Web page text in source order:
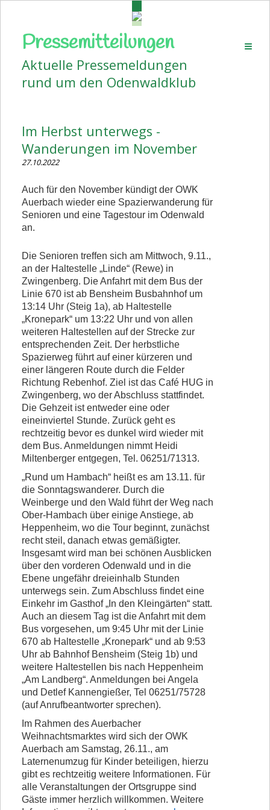
Startseite
Aktuelles
Pressemitteilungen
Wanderplan
Veranstaltungen
Bildergalerien
Vorstand
Kontakt
Beitrittserklärung
Pressemitteilungen
Aktuelle Pressemeldungen
rund um den Odenwaldklub
Im Herbst unterwegs -
Wanderungen im November
27.10.2022
Auch für den November kündigt der OWK
Auerbach wieder eine Spazierwanderung für
Senioren und eine Tagestour im Odenwald
an.
Die Senioren treffen sich am Mittwoch, 9.11.,
an der Haltestelle „Linde“ (Rewe) in
Zwingenberg. Die Anfahrt mit dem Bus der
Linie 670 ist ab Bensheim Busbahnhof um
13:14 Uhr (Steig 1a), ab Haltestelle
„Kronepark“ um 13:22 Uhr und von allen
weiteren Haltestellen auf der Strecke zur
entsprechenden Zeit. Der herbstliche
Spazierweg führt auf einer kürzeren und
einer längeren Route durch die Felder
Richtung Rebenhof. Ziel ist das Café HUG in
Zwingenberg, wo der Abschluss stattfindet.
Die Gehzeit ist entweder eine oder
eineinviertel Stunde. Zurück geht es
rechtzeitig bevor es dunkel wird wieder mit
dem Bus. Anmeldungen nimmt Heidi
Miltenberger entgegen, Tel. 06251/71313.
„Rund um Hambach“ heißt es am 13.11. für
die Sonntagswanderer. Durch die
Weinberge und den Wald führt der Weg nach
Ober-Hambach über einige Anstiege, ab
Heppenheim, wo die Tour beginnt, zunächst
recht steil, danach etwas gemäßigter.
Insgesamt wird man bei schönen Ausblicken
über den vorderen Odenwald und in die
Ebene ungefähr dreieinhalb Stunden
unterwegs sein. Zum Abschluss findet eine
Einkehr im Gasthof „In den Kleingärten“ statt.
Auch an diesem Tag ist die Anfahrt mit dem
Bus vorgesehen, um 9:45 Uhr mit der Linie
670 ab Haltestelle „Kronepark“ und ab 9:53
Uhr ab Bahnhof Bensheim (Steig 1b) und
weitere Haltestellen bis nach Heppenheim
„Am Landberg“. Anmeldungen bei Angela
und Detlef Kannengießer, Tel 06251/75728
(auf Anrufbeantworter sprechen).
Im Rahmen des Auerbacher
Weihnachtsmarktes wird sich der OWK
Auerbach am Samstag, 26.11., am
Laternenumzug für Kinder beteiligen, hierzu
gibt es rechtzeitig weitere Informationen. Für
alle Veranstaltungen der Ortsgruppe sind
Gäste immer herzlich willkommen. Weitere